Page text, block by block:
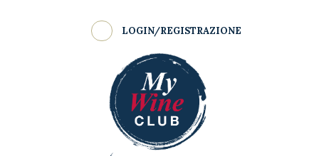
LOGIN/REGISTRAZIONE
MY WINE CLUB
Come Funziona